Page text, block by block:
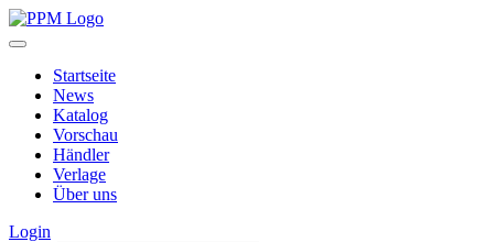
Startseite
News
Katalog
Vorschau
Händler
Verlage
Über uns
Login